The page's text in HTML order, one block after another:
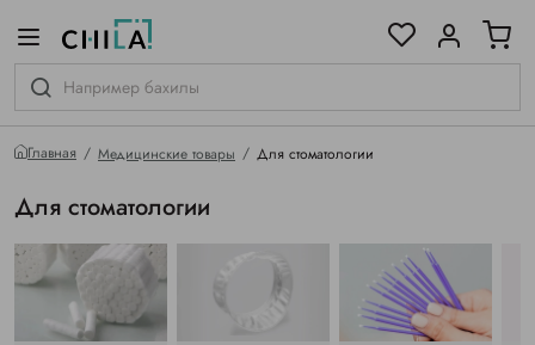
Главная Медицинские товары Для стоматологии
Для стоматологии
гамме